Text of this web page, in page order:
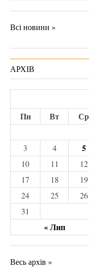
Всі новини »
АРХІВ
Пн
Вт Ср
« Лип
3
4 5
10
11 12
17
18 19
24
25 26
31
Весь архів »